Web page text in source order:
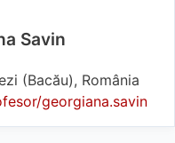
Savin
(Bacău), România
georgiana.savin